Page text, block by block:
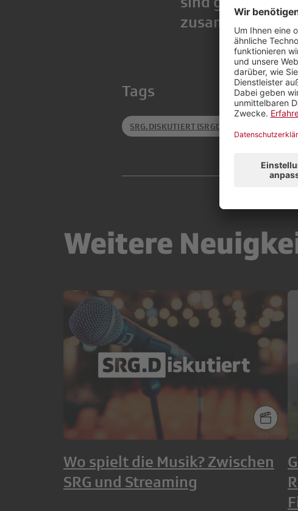
Tags
SRG.DISKUTIERT (SRGD)
Weitere
Wo spielt die Musik? Zwischen
SRG und Streaming